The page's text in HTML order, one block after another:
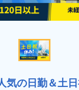
気の日勤＆土